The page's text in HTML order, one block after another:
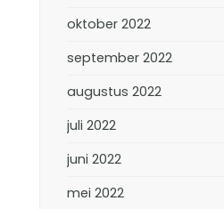
oktober 2022
september 2022
augustus 2022
juli 2022
juni 2022
mei 2022